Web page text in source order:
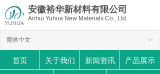
首页 关于我们 新闻资讯
产品展示
ꀅ
简体中文
安徽裕华新材料有限公司
Anhui Yuhua New Materials Co., Ltd.